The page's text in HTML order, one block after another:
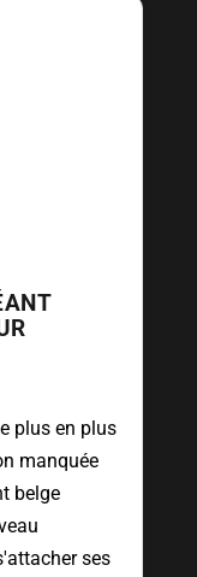
plus en plus
manquée
belge
ses